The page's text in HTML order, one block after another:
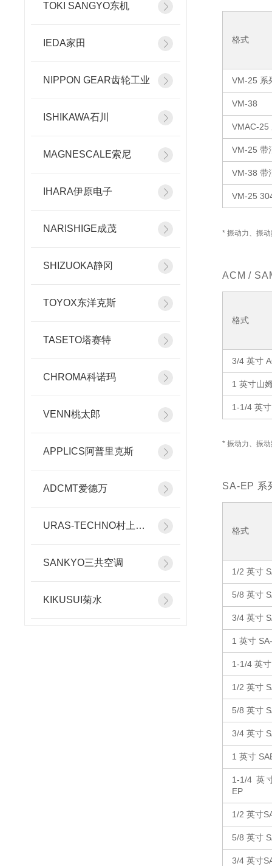
TOKI SANGYO东机
IEDA家田
NIPPON GEAR齿轮工业
ISHIKAWA石川
MAGNESCALE索尼
IHARA伊原电子
NARISHIGE成茂
SHIZUOKA静冈
TOYOX东洋克斯
TASETO塔赛特
CHROMA科诺玛
VENN桃太郎
APPLICS阿普里克斯
ADCMT爱德万
URAS-TECHNO村上精机
SANKYO三共空调
KIKUSUI菊水
格式
VM-25 系
VM-38
VMAC-25
VM-25 带
VM-38 带
VM-25
* 振动力、振
ACM /
格式
3/4 英寸
1 英寸山
1-1/4 英
* 振动力、振
SA-EP 系
格式
1/2 英寸
5/8 英寸
3/4 英寸
1 英寸
1-1/4 英
1/2 英寸
5/8 英寸
3/4 英寸
1 英寸
1-1/4 英
EP
1/2 英寸
5/8 英寸
3/4 英寸